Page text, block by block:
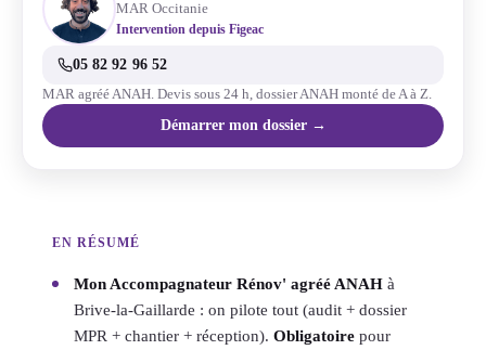
MAR Occitanie
Intervention depuis Figeac
05 82 92 96 52
MAR agréé ANAH. Devis sous 24 h, dossier ANAH monté de A à Z.
Démarrer mon dossier →
EN RÉSUMÉ
Mon Accompagnateur Rénov' agréé ANAH à
Brive-la-Gaillarde : on pilote tout (audit + dossier
MPR + chantier + réception). Obligatoire pour